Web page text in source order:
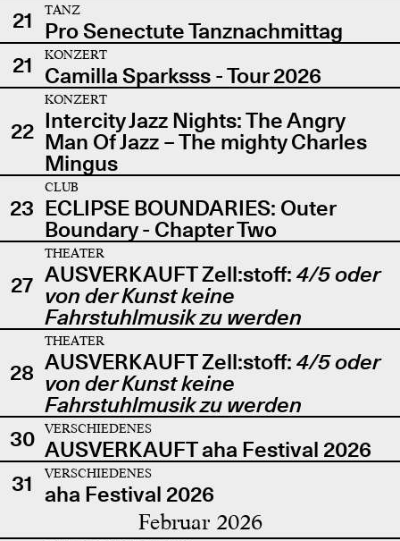
21
TANZ
Pro Senectute Tanznachmittag
21
KONZERT
Camilla Sparksss - Tour 2026
22
KONZERT
Intercity Jazz Nights: The Angry
Man Of Jazz – The mighty Charles
Mingus
23
CLUB
ECLIPSE BOUNDARIES: Outer
Boundary - Chapter Two
27
THEATER
AUSVERKAUFT Zell:stoff: 4/5 oder
von der Kunst keine
Fahrstuhlmusik zu werden
28
THEATER
AUSVERKAUFT Zell:stoff: 4/5 oder
von der Kunst keine
Fahrstuhlmusik zu werden
30
VERSCHIEDENES
AUSVERKAUFT aha Festival 2026
31
VERSCHIEDENES
aha Festival 2026
Februar 2026